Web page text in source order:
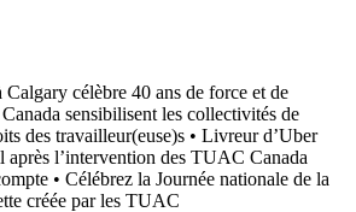
célèbre 40 ans de force et de
sensibilisent les collectivités de
des travailleur(euse)s • Livreur d’Uber
après l’intervention des TUAC Canada
• Célébrez la Journée nationale de la
créée par les TUAC